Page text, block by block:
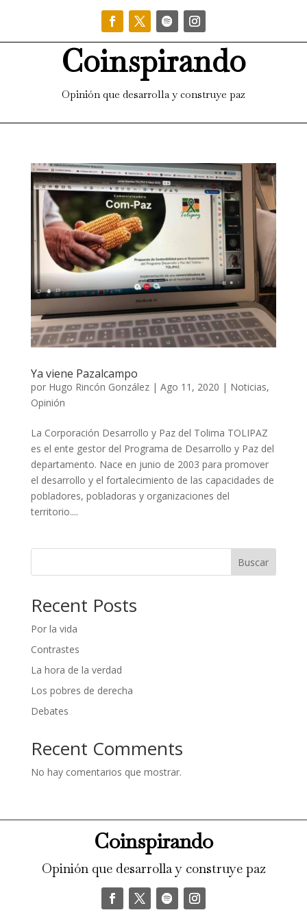
Coinspirando
Opinión que desarrolla y construye paz
Ya viene Pazalcampo
por Hugo Rincón González| Ago 11, 2020 | Noticias,
Opinión
La Corporación Desarrollo y Paz del Tolima TOLIPAZ
es el ente gestor del Programa de Desarrollo y Paz del
departamento. Nace en junio de 2003 para promover
el desarrollo y el fortalecimiento de las capacidades de
pobladores, pobladoras y organizaciones del
territorio....
Buscar
Recent Posts
Por la vida
Contrastes
La hora de la verdad
Los pobres de derecha
Debates
Recent Comments
No hay comentarios que mostrar.
Coinspirando
Opinión que desarrolla y construye paz